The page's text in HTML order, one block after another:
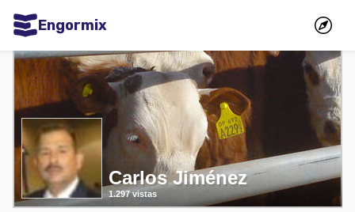
Engormix
Comunidades en español
Agricultura
Balanceados - Piensos
Avicultura
Ganadería
Lechería
Carlos Jiménez
1.297 vistas